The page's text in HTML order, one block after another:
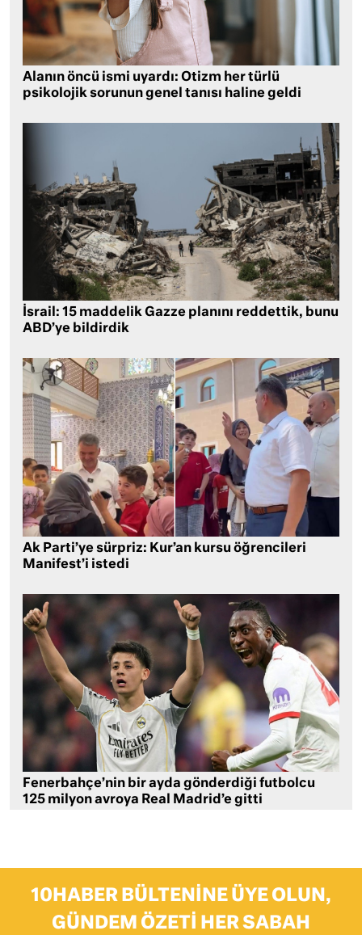
Alanın öncü ismi uyardı: Otizm her türlü
psikolojik sorunun genel tanısı haline geldi
İsrail: 15 maddelik Gazze planını reddettik, bunu
ABD’ye bildirdik
Ak Parti’ye sürpriz: Kur’an kursu öğrencileri
Manifest’i istedi
Fenerbahçe’nin bir ayda gönderdiği futbolcu
125 milyon avroya Real Madrid’e gitti
10HABER BÜLTENINE ÜYE OLUN,
GÜNDEM ÖZETI HER SABAH